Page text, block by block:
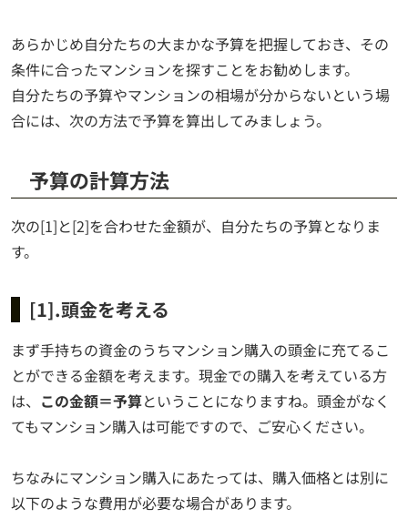
あらかじめ自分たちの大まかな予算を把握しておき、その
条件に合ったマンションを探すことをお勧めします。
自分たちの予算やマンションの相場が分からないという場
合には、次の方法で予算を算出してみましょう。
予算の計算方法
次の[1]と[2]を合わせた金額が、自分たちの予算となりま
す。
[1].頭金を考える
まず手持ちの資金のうちマンション購入の頭金に充てるこ
とができる金額を考えます。現金での購入を考えている方
は、 この金額＝予算ということになりますね。頭金がなく
てもマンション購入は可能ですので、ご安心ください。
ちなみにマンション購入にあたっては、購入価格とは別に
以下のような費用が必要な場合があります。